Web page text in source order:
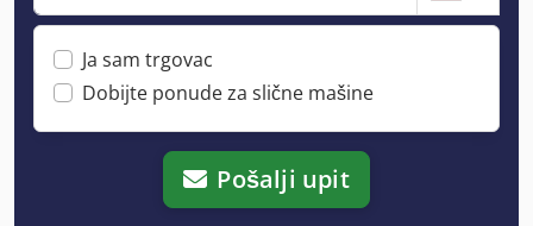
Ja sam trgovac
Dobijte ponude za slične mašine
Pošalji upit